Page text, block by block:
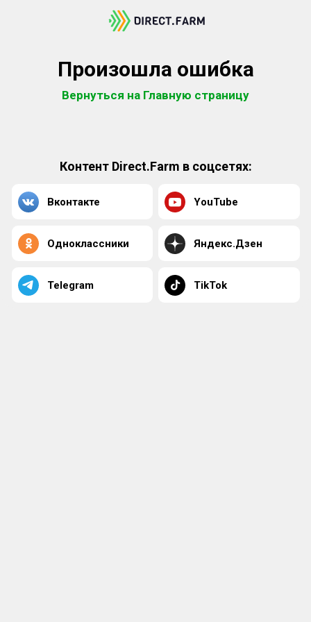
Произошла ошибка
Вернуться на Главную страницу
Контент Direct.Farm в соцсетях:
Вконтакте YouTube
Одноклассники Яндекс.Дзен
Telegram TikTok